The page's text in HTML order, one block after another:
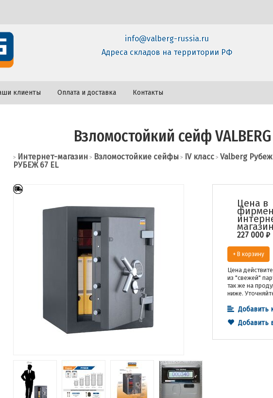
info@valberg-russia.ru
Адреса складов на территории РФ
клиенты Оплата и доставка Контакты
Взломостойкий сейф
> Интернет-магазин > Взломостойкие сейфы > IV класс > Valberg Рубеж
РУБЕЖ 67 EL
Цена в
227 000 ₽
+ В корзину
Цена
из "свежей"
так же на
ниже.
Добавить
Добавить